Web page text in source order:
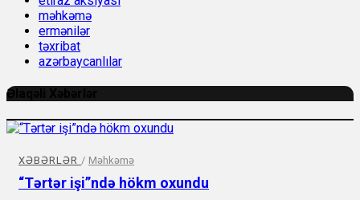
məhkəmə
ermənilər
təxribat
azərbaycanlılar
Əlaqəli Xəbərlər
XƏBƏRLƏR / Məhkəmə
“Tərtər işi”ndə hökm oxundu